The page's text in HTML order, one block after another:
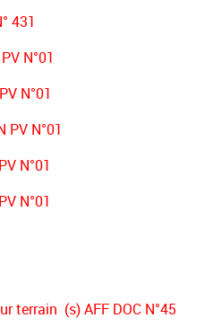
431
N°01
N°01
PV N°01
N°01
N°01
terrain (s) AFF DOC N°45